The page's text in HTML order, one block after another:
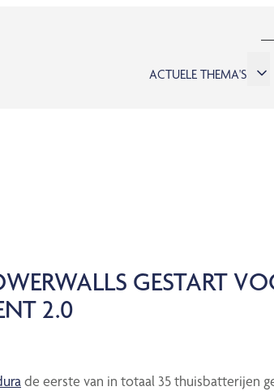
ACTUELE THEMA'S
GESTART
2.0
de eerste van in totaal 35 thuisbatterijen